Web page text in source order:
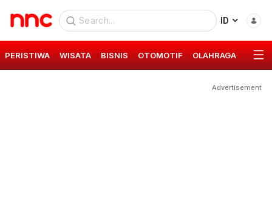
ID
PERISTIWA WISATA BISNIS OTOMOTIF OLAHRAGA GAYA
Advertisement